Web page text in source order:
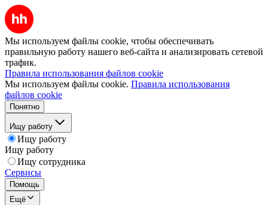
Мы используем файлы cookie, чтобы обеспечивать
правильную работу нашего веб-сайта и анализировать сетевой
трафик.
Правила использования файлов cookie
Мы используем файлы cookie. Правила использования
файлов cookie
Понятно
Ищу работу
Ищу работу
Ищу работу
Ищу сотрудника
Сервисы
Помощь
Ещё